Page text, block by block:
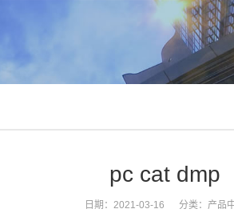
pc cat dmp
日期：2021-03-16 分类： 产品